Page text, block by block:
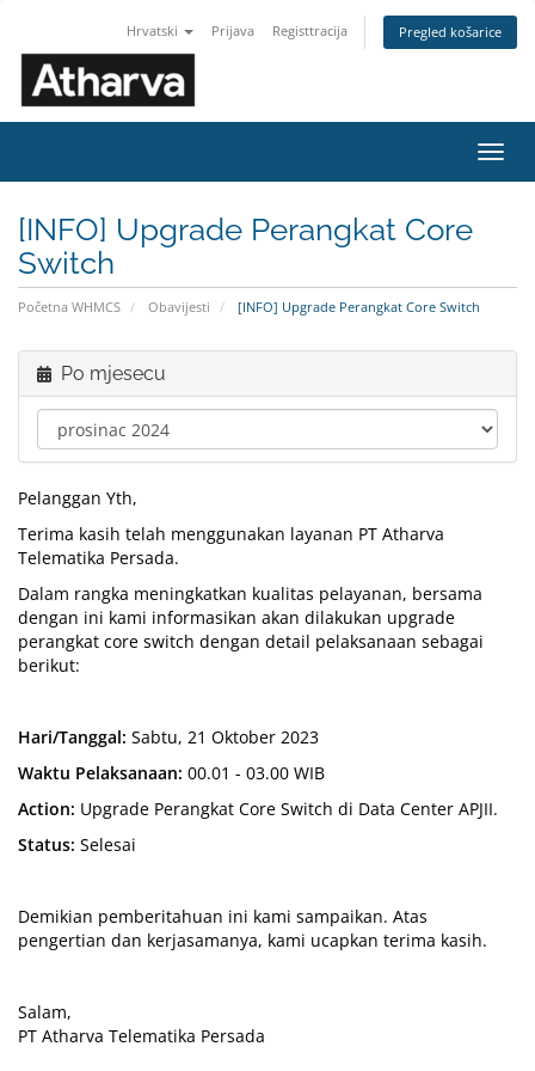
Hrvatski Prijava Registtracija Pregled košarice
[INFO] Upgrade Perangkat Core
Switch
Početna WHMCS Obavijesti [INFO] Upgrade Perangkat Core Switch
Po mjesecu
Pelanggan Yth,
Terima kasih telah menggunakan layanan PT Atharva
Telematika Persada.
Dalam rangka meningkatkan kualitas pelayanan, bersama
dengan ini kami informasikan akan dilakukan upgrade
perangkat core switch dengan detail pelaksanaan sebagai
berikut:
Hari/Tanggal: Sabtu, 21 Oktober 2023
Waktu Pelaksanaan: 00.01 - 03.00 WIB
Action: Upgrade Perangkat Core Switch di Data Center APJII.
Status: Selesai
Demikian pemberitahuan ini kami sampaikan. Atas
pengertian dan kerjasamanya, kami ucapkan terima kasih.
Salam,
PT Atharva Telematika Persada